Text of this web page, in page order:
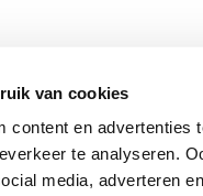
van cookies
content en
te analyseren.
media, adverteren